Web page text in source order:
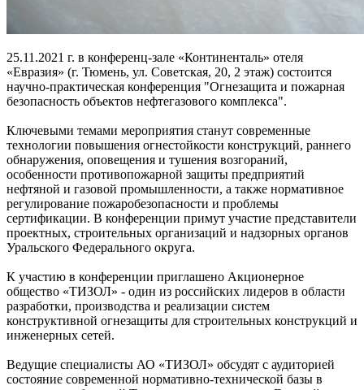
25.11.2021 г. в конференц-зале «Континенталь» отеля
«Евразия» (г. Тюмень, ул. Советская, 20, 2 этаж) состоится
научно-практическая конференция "Огнезащита и пожарная
безопасность объектов нефтегазового комплекса".
Ключевыми темами мероприятия станут современные
технологии повышения огнестойкости конструкций, раннего
обнаружения, оповещения и тушения возгораний,
особенности противопожарной защиты предприятий
нефтяной и газовой промышленности, а также нормативное
регулирование пожаробезопасности и проблемы
сертификации. В конференции примут участие представители
проектных, строительных организаций и надзорных органов
Уральского Федерального округа.
К участию в конференции приглашено Акционерное
общество «ТИЗОЛ» - один из российских лидеров в области
разработки, производства и реализации систем
конструктивной огнезащиты для строительных конструкций и
инженерных сетей.
Ведущие специалисты АО «ТИЗОЛ» обсудят с аудиторией
состояние современной нормативно-технической базы в